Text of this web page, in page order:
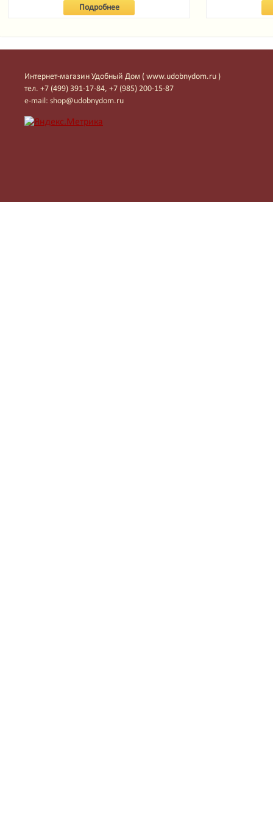
Подробнее
Интернет-магазин Удобный Дом ( www.udobnydom.ru )
тел. +7 (499) 391-17-84, +7 (985) 200-15-87
e-mail: shop@udobnydom.ru